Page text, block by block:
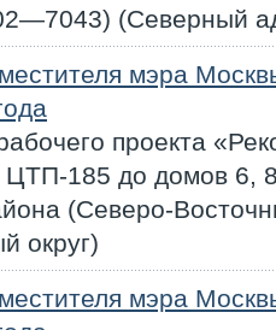
(Северный
мэра
проекта
ЦТП-185 до домов 6,
(Северо-
округ)
мэра